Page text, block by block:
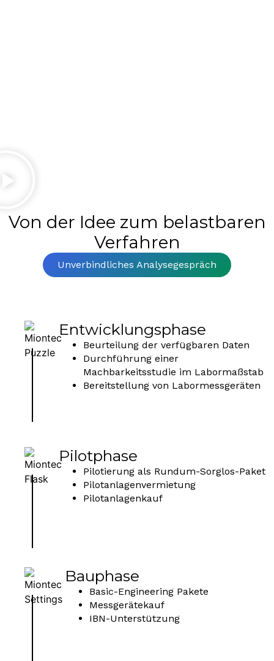
Von der Idee zum belastbaren
Verfahren
Unverbindliches Analysegespräch
Entwicklungsphase
Beurteilung der verfügbaren Daten
Durchführung einer
Machbarkeitsstudie im Labormaßstab
Bereitstellung von Labormessgeräten
Pilotphase
Pilotierung als Rundum-Sorglos-Paket
Pilotanlagenvermietung
Pilotanlagenkauf
Bauphase
Basic-Engineering Pakete
Messgerätekauf
IBN-Unterstützung